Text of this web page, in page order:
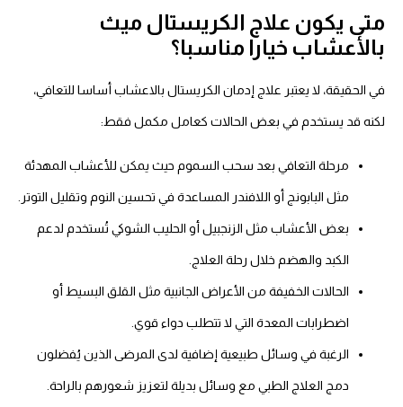
متى يكون علاج الكريستال ميث
بالأعشاب خيارا مناسبا؟
في الحقيقة، لا يعتبر علاج إدمان الكريستال بالاعشاب أساسا للتعافي،
لكنه قد يستخدم في بعض الحالات كعامل مكمل فقط:
مرحلة التعافي بعد سحب السموم حيث يمكن للأعشاب المهدئة
مثل البابونج أو اللافندر المساعدة في تحسين النوم وتقليل التوتر.
بعض الأعشاب مثل الزنجبيل أو الحليب الشوكي تُستخدم لدعم
الكبد والهضم خلال رحلة العلاج.
الحالات الخفيفة من الأعراض الجانبية مثل القلق البسيط أو
اضطرابات المعدة التي لا تتطلب دواء قوي.
الرغبة في وسائل طبيعية إضافية لدى المرضى الذين يُفضلون
دمج العلاج الطبي مع وسائل بديلة لتعزيز شعورهم بالراحة.